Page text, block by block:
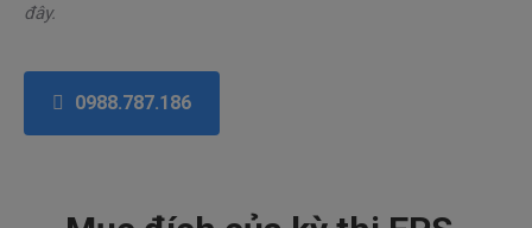
đây.
0988.787.186